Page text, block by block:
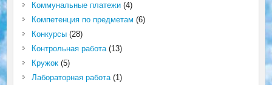
Коммунальные платежи(4)
Компетенция по предметам (6)
Конкурсы(28)
Контрольная работа(13)
Кружок(5)
Лабораторная работа(1)